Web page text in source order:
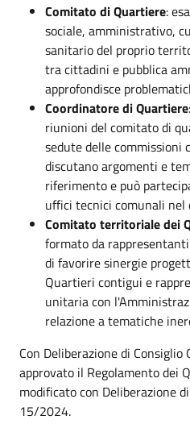
Comitato di Quartiere:
sociale, amministrativo,
sanitario del proprio
tra cittadini e pubblica
approfondisce
Coordinatore di Quartiere
riunioni del comitato di
sedute delle commissioni
discutano argomenti e
riferimento e può
uffici tecnici comunali nel
Comitato territoriale dei
formato da
di favorire sinergie
Quartieri contigui e
unitaria con
relazione a tematiche
Con Deliberazione di
approvato il Regolamento dei
modificato con Deliberazione
15/2024.